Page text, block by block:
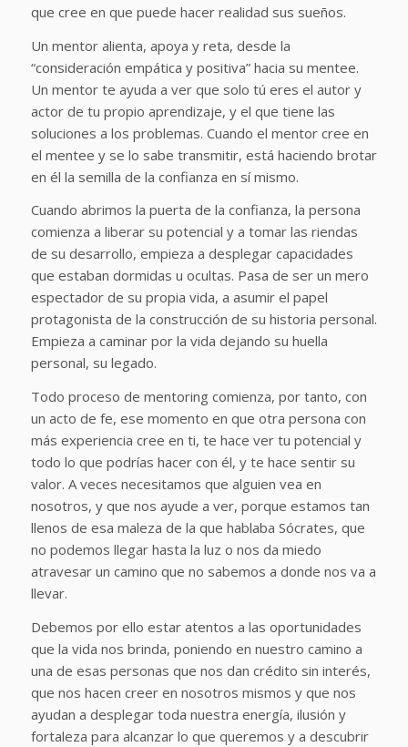
que cree en que puede hacer realidad sus sueños.
Un mentor alienta, apoya y reta, desde la
“consideración empática y positiva” hacia su mentee.
Un mentor te ayuda a ver que solo tú eres el autor y
actor de tu propio aprendizaje, y el que tiene las
soluciones a los problemas. Cuando el mentor cree en
el mentee y se lo sabe transmitir, está haciendo brotar
en él la semilla de la confianza en sí mismo.
Cuando abrimos la puerta de la confianza, la persona
comienza a liberar su potencial y a tomar las riendas
de su desarrollo, empieza a desplegar capacidades
que estaban dormidas u ocultas. Pasa de ser un mero
espectador de su propia vida, a asumir el papel
protagonista de la construcción de su historia personal.
Empieza a caminar por la vida dejando su huella
personal, su legado.
Todo proceso de mentoring comienza, por tanto, con
un acto de fe, ese momento en que otra persona con
más experiencia cree en ti, te hace ver tu potencial y
todo lo que podrías hacer con él, y te hace sentir su
valor. A veces necesitamos que alguien vea en
nosotros, y que nos ayude a ver, porque estamos tan
llenos de esa maleza de la que hablaba Sócrates, que
no podemos llegar hasta la luz o nos da miedo
atravesar un camino que no sabemos a donde nos va a
llevar.
Debemos por ello estar atentos a las oportunidades
que la vida nos brinda, poniendo en nuestro camino a
una de esas personas que nos dan crédito sin interés,
que nos hacen creer en nosotros mismos y que nos
ayudan a desplegar toda nuestra energía, ilusión y
fortaleza para alcanzar lo que queremos y a descubrir